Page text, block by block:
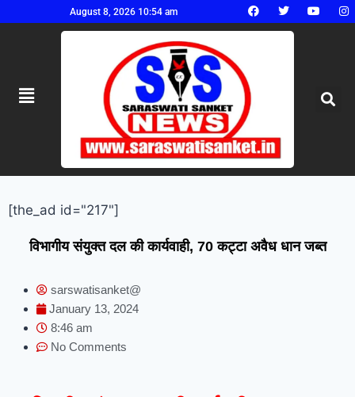
August 8, 2026 10:54 am
[the_ad id="217"]
विभागीय संयुक्त दल की कार्यवाही, 70 कट्टा अवैध धान जब्त
sarswatisanket@
January 13, 2024
8:46 am
No Comments